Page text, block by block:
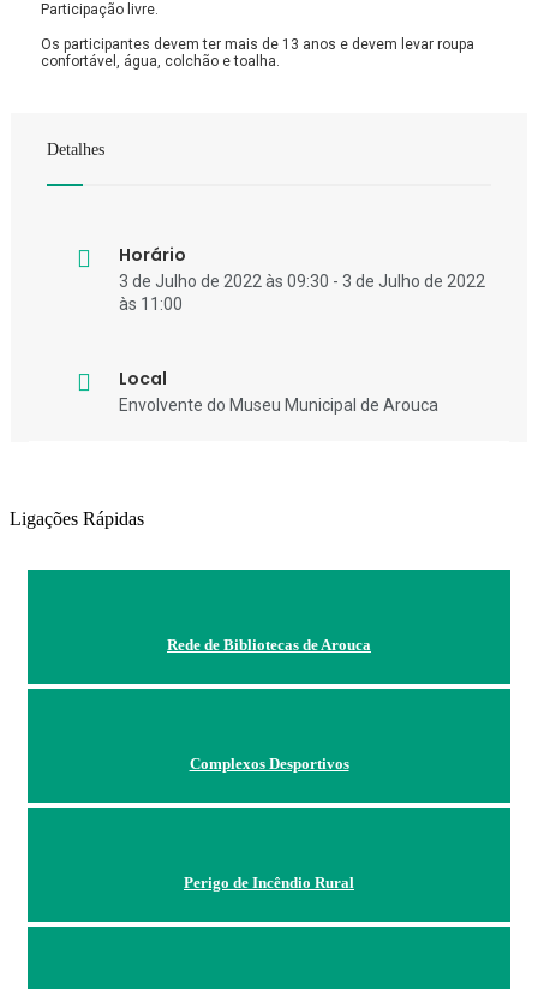
Participação livre.
Os participantes devem ter mais de 13 anos e devem levar roupa
confortável, água, colchão e toalha.
Detalhes
Horário
3 de Julho de 2022 às 09:30 - 3 de Julho de 2022
às 11:00
Local
Envolvente do Museu Municipal de Arouca
Ligações Rápidas
Rede de Bibliotecas de Arouca
Complexos Desportivos
Perigo de Incêndio Rural